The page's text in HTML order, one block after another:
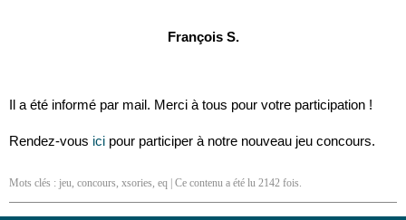
François S.
Il a été informé par mail. Merci à tous pour votre participation !
Rendez-vous ici pour participer à notre nouveau jeu concours.
Mots clés : jeu, concours, xsories, eq | Ce contenu a été lu 2142 fois.